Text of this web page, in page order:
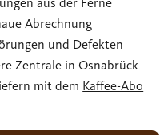
Abrechnung
und Defekten
Zentrale in Osnabrück
mit dem Kaffee-Abo